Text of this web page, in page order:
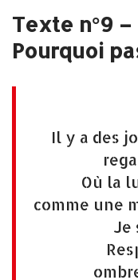
Texte n°9
Pourquoi
Il y a des
Où la
comme une
Je